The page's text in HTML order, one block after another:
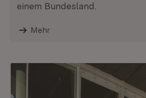
einem Bundesland.
Mehr